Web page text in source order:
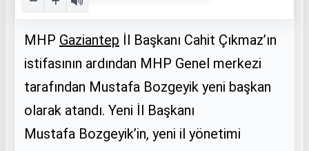
MHP Gaziantep İl Başkanı Cahit Çıkmaz’ın
istifasının ardından MHP Genel merkezi
tarafından Mustafa Bozgeyik yeni başkan
olarak atandı. Yeni İl Başkanı
Mustafa Bozgeyik’in, yeni il yönetimi